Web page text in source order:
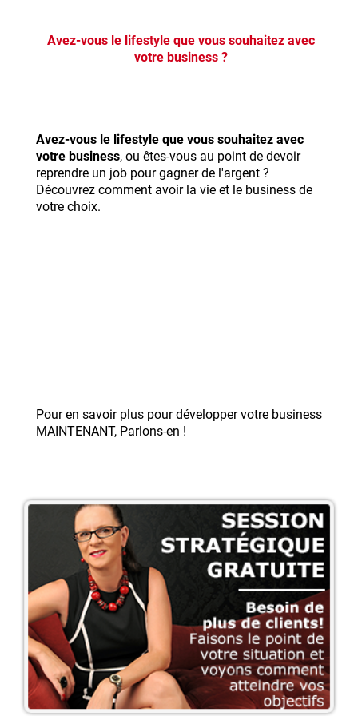
Avez-vous le lifestyle que vous souhaitez avec
votre business ?
Avez-vous le lifestyle que vous souhaitez avec
votre business, ou êtes-vous au point de devoir
reprendre un job pour gagner de l'argent ?
Découvrez comment avoir la vie et le business de
votre choix.
Pour en savoir plus pour développer votre business
MAINTENANT, Parlons-en !